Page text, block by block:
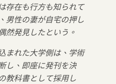
存在も行方も知られて
男性の妻が自宅の押し
然発見したという。
まれた大学側は、学術
し、即座に発刊を決
教科書として採用し